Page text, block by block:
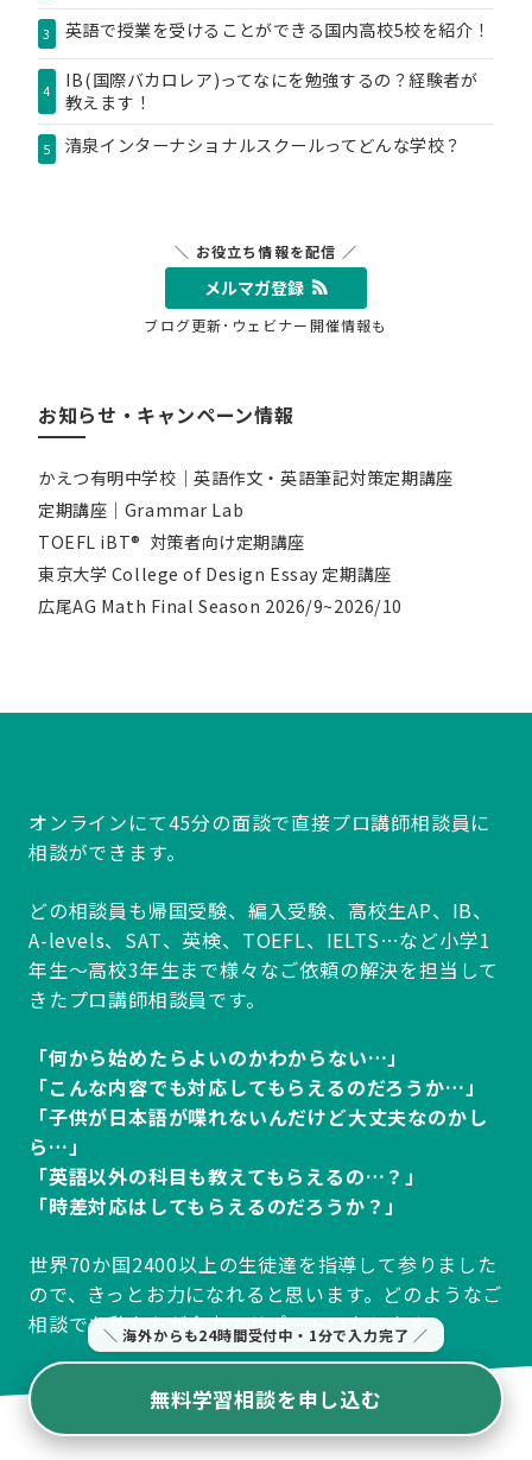
＼ 海外からも24時間受付中・1分で入力完了 ／
無料学習相談を申し込む
3 英語で授業を受けることができる国内高校5校を紹介！
4
IB(国際バカロレア)ってなにを勉強するの？経験者が
教えます！
5 清泉インターナショナルスクールってどんな学校？
＼ お役立ち情報を配信 ／
メルマガ登録
ブログ更新･ウェビナー開催情報も
お知らせ・キャンペーン情報
かえつ有明中学校｜英語作文・英語筆記対策定期講座
定期講座｜Grammar Lab
TOEFL iBT® 対策者向け定期講座
東京大学 College of Design Essay 定期講座
広尾AG Math Final Season 2026/9~2026/10
オンラインにて45分の面談で直接プロ講師相談員に
相談ができます。
どの相談員も帰国受験、編入受験、高校生AP、IB、
A-levels、SAT、英検、TOEFL、IELTS…など小学1
年生～高校3年生まで様々なご依頼の解決を担当して
きたプロ講師相談員です。
「何から始めたらよいのかわからない…」
「こんな内容でも対応してもらえるのだろうか…」
「子供が日本語が喋れないんだけど大丈夫なのかし
ら…」
「英語以外の科目も教えてもらえるの…？」
「時差対応はしてもらえるのだろうか？」
世界70か国2400以上の生徒達を指導して参りました
ので、きっとお力になれると思います。どのようなご
相談でも私たちが全力でサポートいたします。